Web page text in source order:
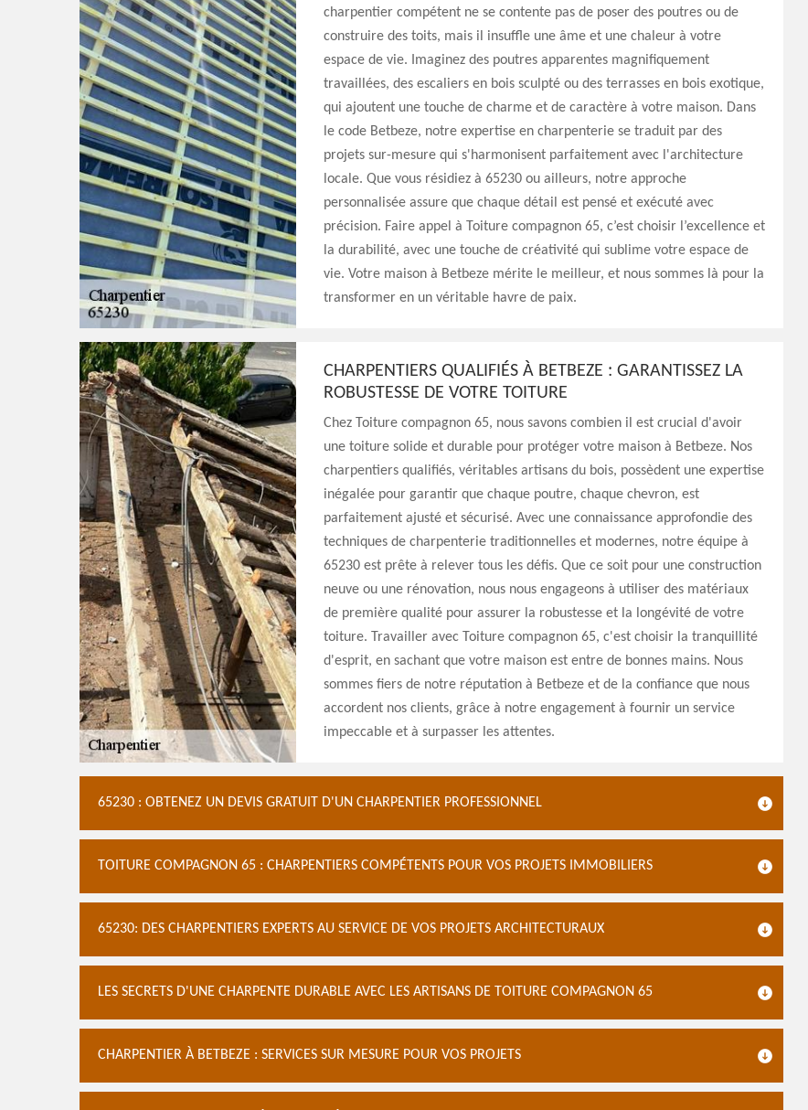
charpentier compétent ne se contente pas de poser des poutres ou de
construire des toits, mais il insuffle une âme et une chaleur à votre
espace de vie. Imaginez des poutres apparentes magnifiquement
travaillées, des escaliers en bois sculpté ou des terrasses en bois exotique,
qui ajoutent une touche de charme et de caractère à votre maison. Dans
le code Betbeze, notre expertise en charpenterie se traduit par des
projets sur-mesure qui s'harmonisent parfaitement avec l'architecture
locale. Que vous résidiez à 65230 ou ailleurs, notre approche
personnalisée assure que chaque détail est pensé et exécuté avec
précision. Faire appel à Toiture compagnon 65, c’est choisir l’excellence et
la durabilité, avec une touche de créativité qui sublime votre espace de
vie. Votre maison à Betbeze mérite le meilleur, et nous sommes là pour la
transformer en un véritable havre de paix.
CHARPENTIERS QUALIFIÉS À BETBEZE : GARANTISSEZ LA
ROBUSTESSE DE VOTRE TOITURE
Chez Toiture compagnon 65, nous savons combien il est crucial d'avoir
une toiture solide et durable pour protéger votre maison à Betbeze. Nos
charpentiers qualifiés, véritables artisans du bois, possèdent une expertise
inégalée pour garantir que chaque poutre, chaque chevron, est
parfaitement ajusté et sécurisé. Avec une connaissance approfondie des
techniques de charpenterie traditionnelles et modernes, notre équipe à
65230 est prête à relever tous les défis. Que ce soit pour une construction
neuve ou une rénovation, nous nous engageons à utiliser des matériaux
de première qualité pour assurer la robustesse et la longévité de votre
toiture. Travailler avec Toiture compagnon 65, c'est choisir la tranquillité
d'esprit, en sachant que votre maison est entre de bonnes mains. Nous
sommes fiers de notre réputation à Betbeze et de la confiance que nous
accordent nos clients, grâce à notre engagement à fournir un service
impeccable et à surpasser les attentes.
65230 : OBTENEZ UN DEVIS GRATUIT D'UN CHARPENTIER PROFESSIONNEL
TOITURE COMPAGNON 65 : CHARPENTIERS COMPÉTENTS POUR VOS PROJETS IMMOBILIERS
65230: DES CHARPENTIERS EXPERTS AU SERVICE DE VOS PROJETS ARCHITECTURAUX
LES SECRETS D'UNE CHARPENTE DURABLE AVEC LES ARTISANS DE TOITURE COMPAGNON 65
CHARPENTIER À BETBEZE : SERVICES SUR MESURE POUR VOS PROJETS